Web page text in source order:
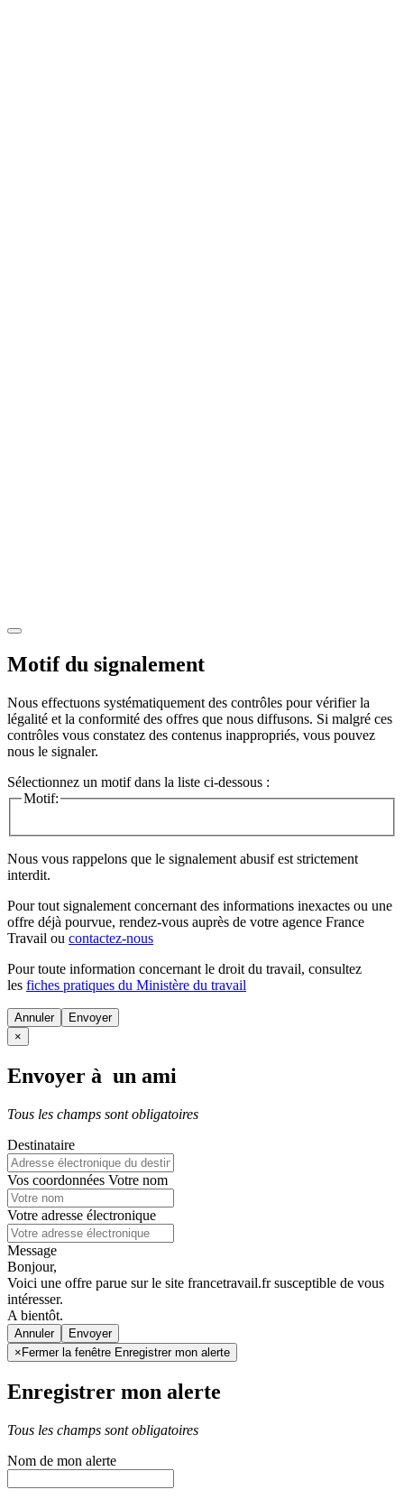
Motif du signalement
Nous effectuons systématiquement des contrôles pour vérifier la
légalité et la conformité des offres que nous diffusons. Si malgré ces
contrôles vous constatez des contenus inappropriés, vous pouvez
nous le signaler.
Sélectionnez un motif dans la liste ci-dessous :
Motif:
Nous vous rappelons que le signalement abusif est strictement
interdit.
Pour tout signalement concernant des informations inexactes ou une
offre déjà pourvue, rendez-vous auprès de votre agence France
Travail ou contactez-nous
Pour toute information concernant le droit du travail, consultez
les fiches pratiques du Ministère du travail
Annuler
×
Envoyer à un ami
Tous les champs sont obligatoires
Destinataire
Vos coordonnées Votre nom
Votre adresse électronique
Message
Bonjour,
Voici une offre parue sur le site francetravail.fr susceptible de vous
intéresser.
A bientôt.
Annuler
× Fermer la fenêtre Enregistrer mon alerte
Enregistrer mon alerte
Tous les champs sont obligatoires
Nom de mon alerte